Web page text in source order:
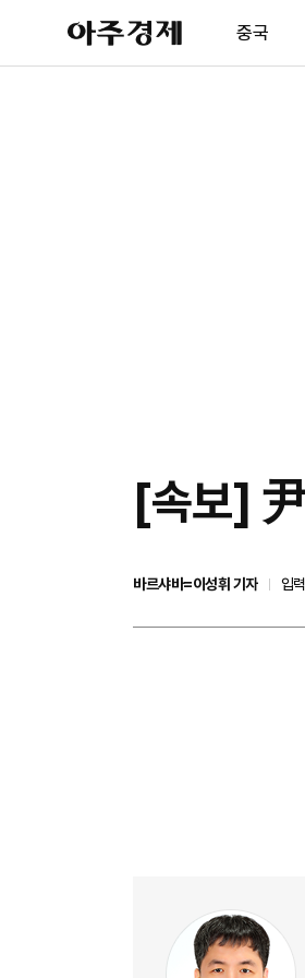
아
주
제
중국
[속보]
바르샤바=이성휘 기자
입